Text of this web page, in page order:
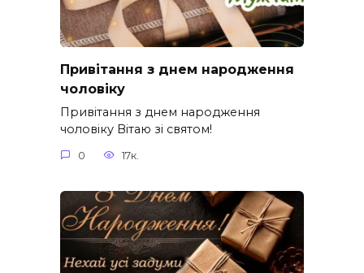
Привітання з днем народження
чоловіку
Привітання з днем народження
чоловіку Вітаю зі святом!
0 17к.